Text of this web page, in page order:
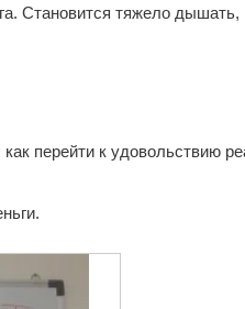
Становится тяжело дышать,
перейти к удовольствию